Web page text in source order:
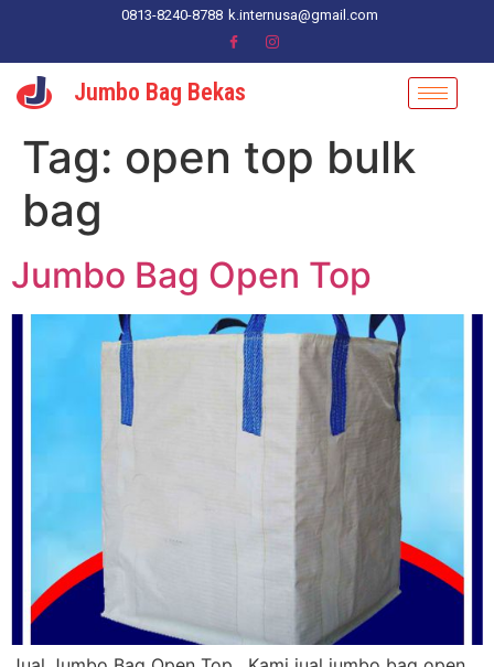
0813-8240-8788 k.internusa@gmail.com
Jumbo Bag Bekas
Tag: open top bulk
bag
Jumbo Bag Open Top